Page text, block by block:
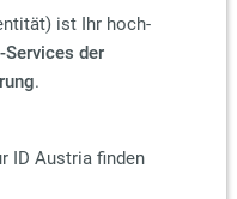
ist Ihr hoch-
Services der
.
ID Austria finden